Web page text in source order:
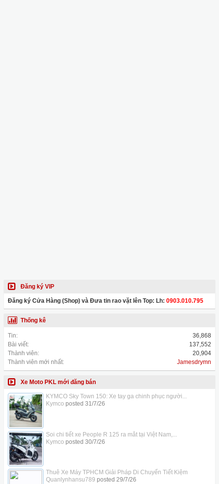
Đăng ký VIP
Đăng ký Cửa Hàng (Shop) và Đưa tin rao vặt lên Top: Lh: 0903.010.795
Thống kê
Tin:
36,868
Bài viết:
137,552
Thành viên:
20,904
Thành viên mới nhất:
Jamesdrymn
Xe Moto PKL mới đăng bán
KYMCO Sky Town 150: Xe tay ga chinh phục người...
Kymco posted 31/7/26
Soi chi tiết xe People R 125 ra mắt tại Việt Nam,...
Kymco posted 30/7/26
Thuê Xe Máy TPHCM Giải Pháp Di Chuyển Tiết Kiệm
Quanlynhansu789 posted 29/7/26